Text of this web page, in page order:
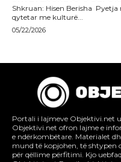
Portali i lajmeve Objektivi.net
Objektivi.net ofron lajme e
e ndërkombëtare. Materialet
mund të kopjohen, të shtypen
për qëllime përfitimi. Kjo